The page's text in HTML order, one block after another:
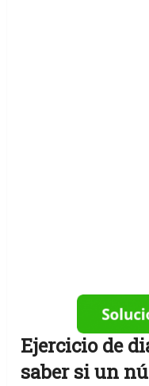
Ejercicio de
saber si un